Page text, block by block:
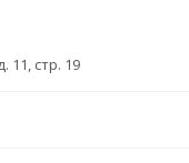
11, стр. 19